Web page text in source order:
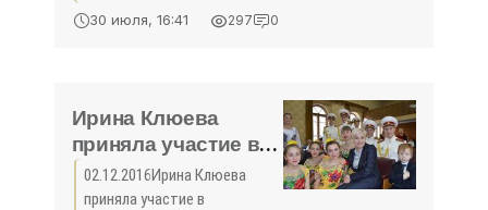
Лубина провела очередной
обращения крымчан (а всего
на приеме
30 июля, 16:41 297 0
Ирина Клюева
приняла участие в
мероприятии "Моя
мама лучшая" -
02.12.2016Ирина Клюева
приняла участие в